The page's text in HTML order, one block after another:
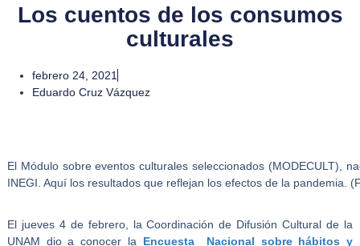
Los cuentos de los consumos
culturales
febrero 24, 2021
Eduardo Cruz Vázquez
El Módulo sobre eventos culturales seleccionados (MODECULT),
INEGI. Aquí los resultados que reflejan los efectos de la pandemia.
El jueves 4 de febrero, la Coordinación de Difusión Cultural de la
UNAM dio a conocer la Encuesta Nacional sobre hábitos y